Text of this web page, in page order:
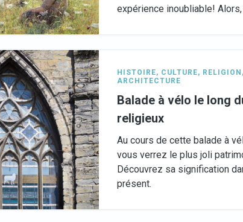
expérience inoubliable!
HISTOIRE, CULTURE, RELIGION ,
ARCHITECTURE
Balade à vélo le long
religieux
Au cours de cette balade à
vous verrez le plus joli
Découvrez sa signification
présent.